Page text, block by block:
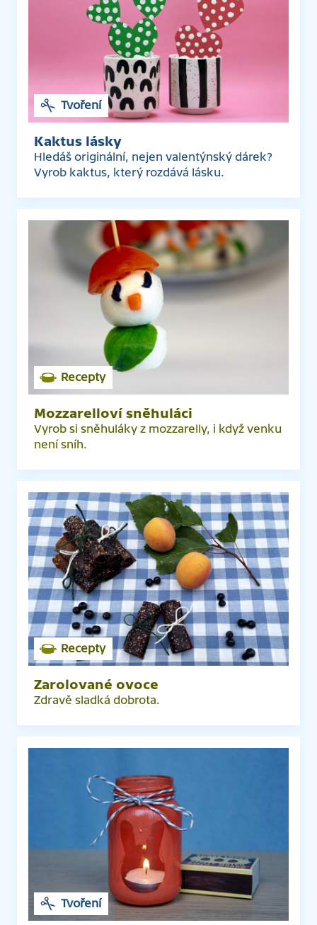
Tvoření
Kaktus lásky
Hledáš originální, nejen valentýnský dárek?
Vyrob kaktus, který rozdává lásku.
Recepty
Mozzarelloví sněhuláci
Vyrob si sněhuláky z mozzarelly, i když venku
není sníh.
Recepty
Zarolované ovoce
Zdravě sladká dobrota.
Tvoření